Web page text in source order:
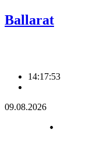
Ballarat
14:17:53
09.08.2026